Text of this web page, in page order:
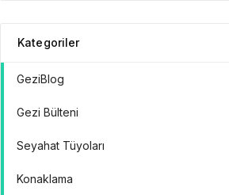
Kategoriler
GeziBlog
Gezi Bülteni
Seyahat Tüyoları
Konaklama